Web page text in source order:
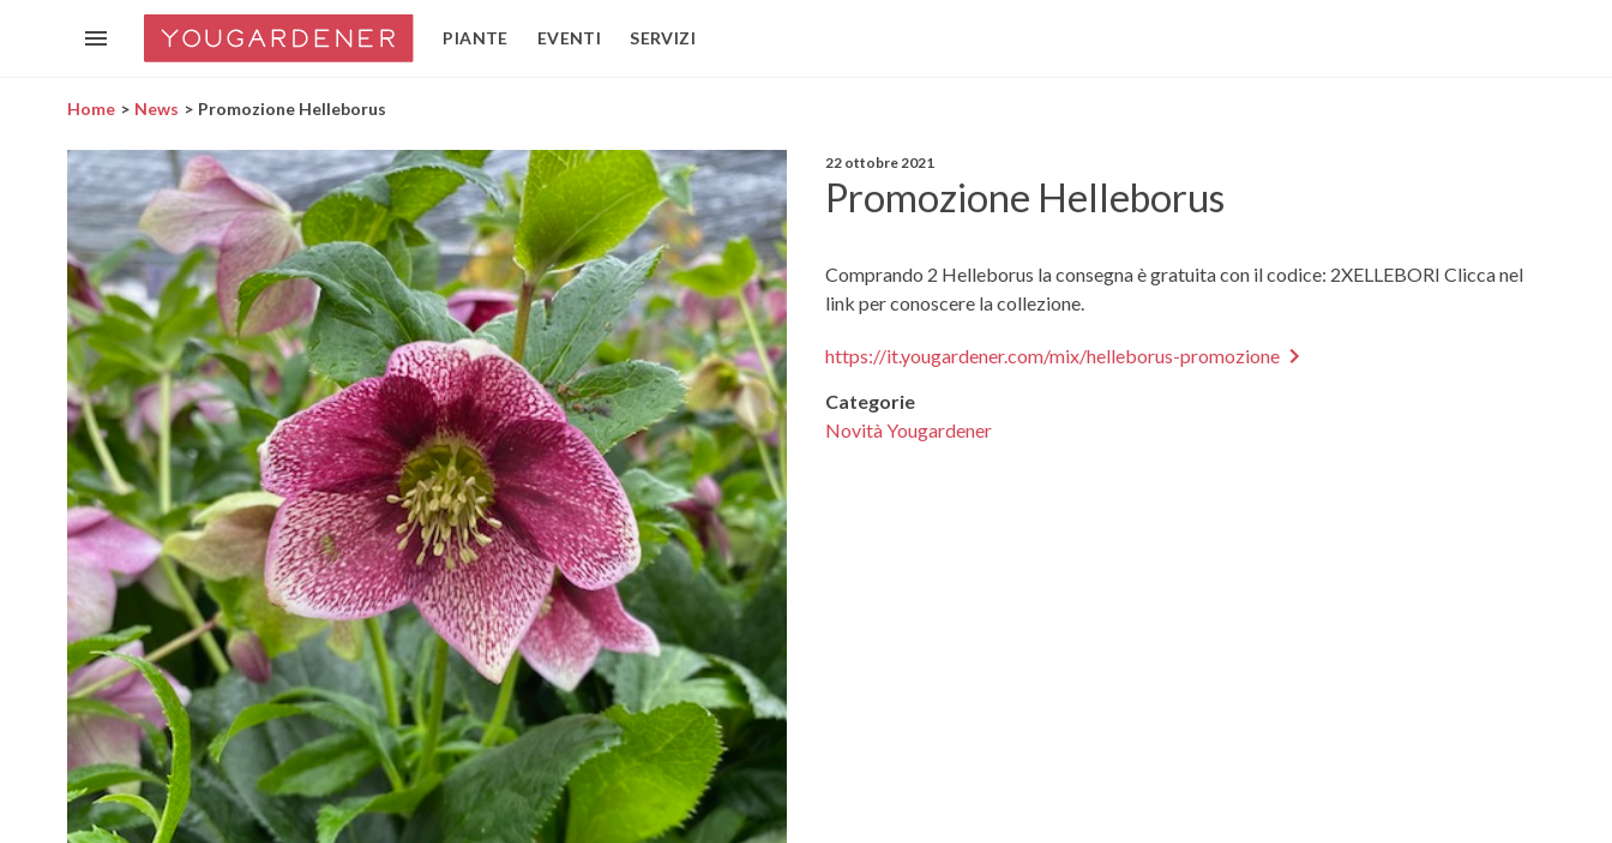
PIANTE EVENTI SERVIZI
Home News Promozione Helleborus
22 ottobre 2021
Promozione Helleborus
Comprando 2 Helleborus la consegna è gratuita con il codice: 2XELLEBORI Clicca nel
link per conoscere la collezione.
https://it.yougardener.com/mix/helleborus-promozione
Categorie
Novità Yougardener